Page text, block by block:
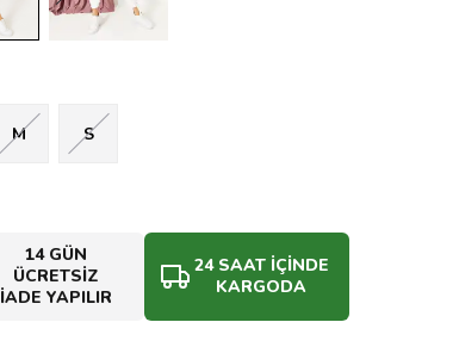
M S
14 GÜN
ÜCRETSİZ
İADE YAPILIR
24 SAAT İÇİNDE
KARGODA